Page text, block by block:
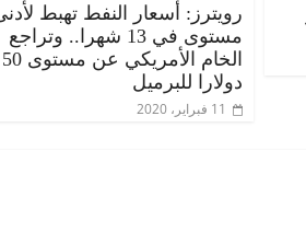
رويترز: أسعار النفط تهبط
مستوى في 13 شهرا.. وتراجع
الخام الأمريكي عن مستوى 50
دولارا للبرميل
11 فبراير، 2020